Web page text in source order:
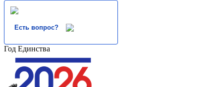
Есть вопрос?
Год Единства